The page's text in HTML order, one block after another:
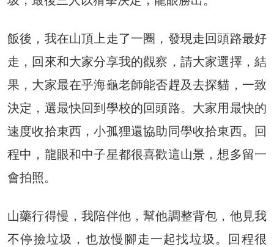
飯後，我在山頂上走了一圈，發現走回頭路最好
走，回來和大家分享我的觀察，請大家選擇，結
果，大家最在乎海龜老師能否趕及去探貓，一致
決定，選最快回到學校的回頭路。大家用最快的
速度收拾東西，小孤狸還協助同學收拾東西。回
程中，龍眼和中子星都很喜歡這山景，想多留一
會拍照。
山藥行得慢，我陪伴他，幫他調整背包，他見我
不停撿垃圾，也放慢腳走一起找垃圾。回程很